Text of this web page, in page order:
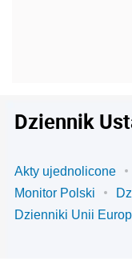
Dziennik
Akty ujednolicone
Monitor Polski
Dzienniki Unii